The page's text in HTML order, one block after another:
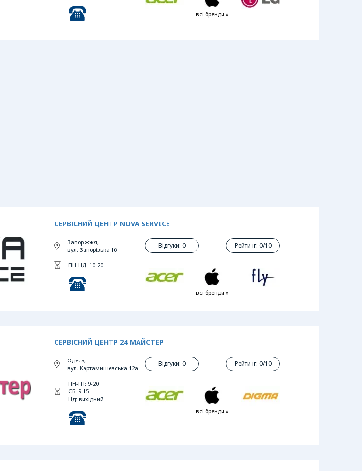
всі бренди »
СЕРВІСНИЙ ЦЕНТР NOVA SERVICE
Запоріжжя,
вул. Запорізька 1б
ПН-НД: 10-20
Відгуки: 0 Рейтинг: 0/10
всі бренди »
СЕРВІСНИЙ ЦЕНТР 24 МАЙСТЕР
Одеса,
вул. Картамишевська 12а
ПН-ПТ: 9-20
СБ: 9-15
Нд: вихідний
Відгуки: 0 Рейтинг: 0/10
всі бренди »